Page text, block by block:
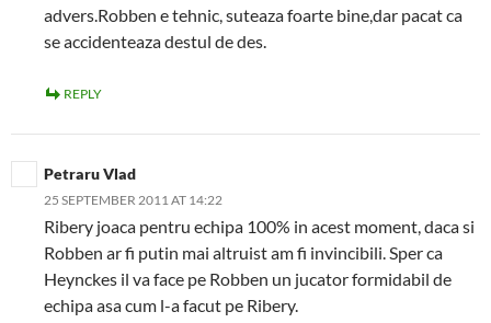
advers.Robben e tehnic, suteaza foarte bine,dar pacat ca
se accidenteaza destul de des.
REPLY
Petraru Vlad
25 SEPTEMBER 2011 AT 14:22
Ribery joaca pentru echipa 100% in acest moment, daca si
Robben ar fi putin mai altruist am fi invincibili. Sper ca
Heynckes il va face pe Robben un jucator formidabil de
echipa asa cum l-a facut pe Ribery.